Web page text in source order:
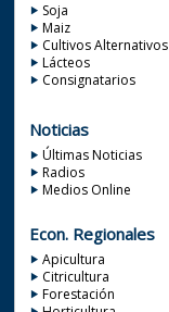
Soja
Maiz
Cultivos Alternativos
Lácteos
Consignatarios
Noticias
Últimas Noticias
Radios
Medios Online
Econ. Regionales
Apicultura
Citricultura
Forestación